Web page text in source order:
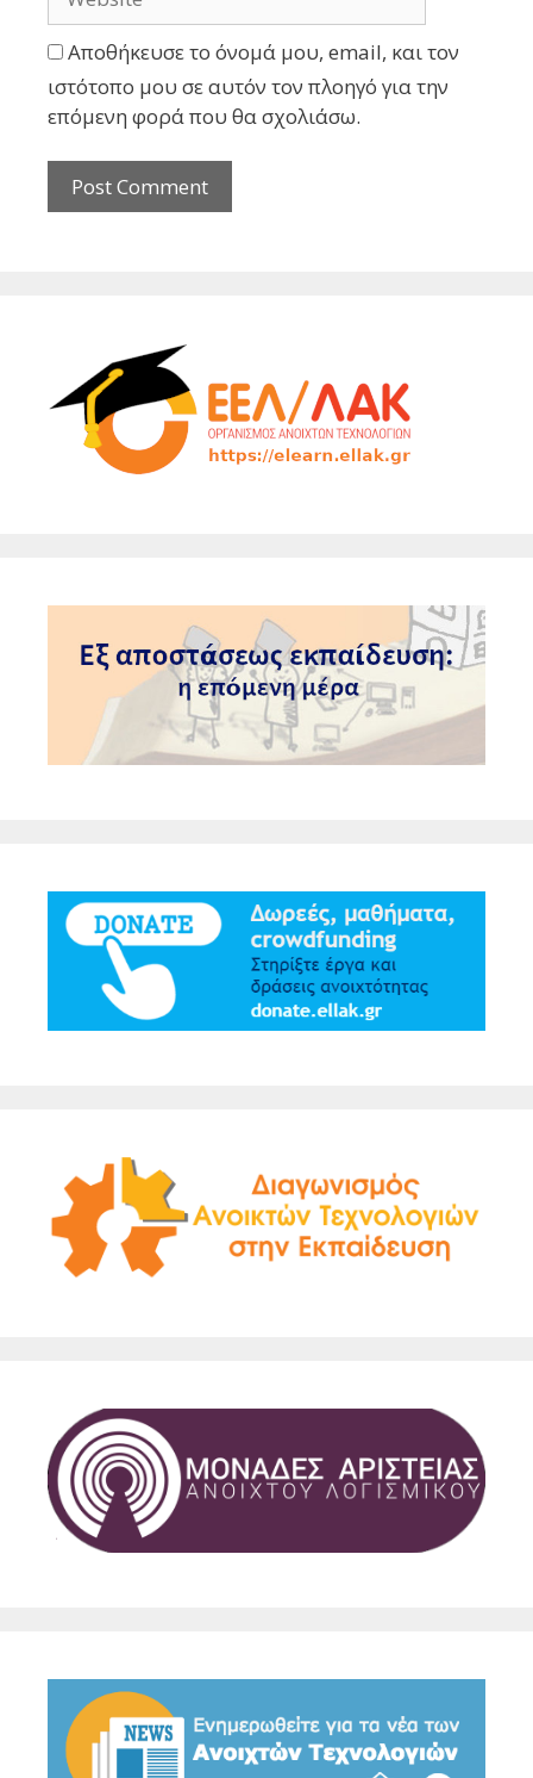
Αποθήκευσε το όνομά μου, email, και τον
ιστότοπο μου σε αυτόν τον πλοηγό για την
επόμενη φορά που θα σχολιάσω.